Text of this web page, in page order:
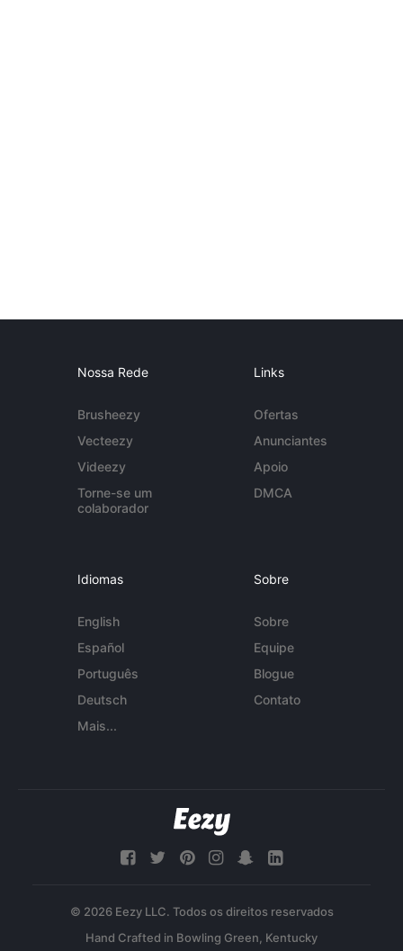
Nossa Rede
Brusheezy
Vecteezy
Videezy
Torne-se um
colaborador
Links
Ofertas
Anunciantes
Apoio
DMCA
Idiomas
English
Español
Português
Deutsch
Mais...
Sobre
Sobre
Equipe
Blogue
Contato
© 2026 Eezy LLC. Todos os direitos reservados